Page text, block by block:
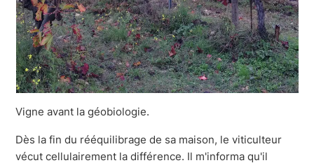
Vigne avant la géobiologie.
Dès la fin du rééquilibrage de sa maison, le viticulteur
vécut cellulairement la différence. Il m'informa qu'il